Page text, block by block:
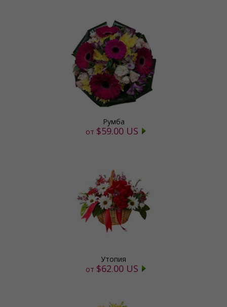
Румба
от $59.00 US
Утопия
от $62.00 US